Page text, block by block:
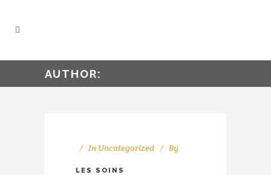
AUTHOR:
In Uncategorized By
LES SOINS